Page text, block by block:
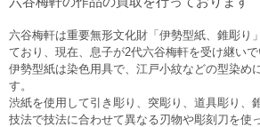
六谷梅軒は重要無形文化財「伊勢型紙、錐彫り
ており、現在、息子が2代六谷梅軒を受け継いで
伊勢型紙は染色用具で、江戸小紋などの型染め
す。
渋紙を使用して引き彫り、突彫り、道具彫り、
技法で技法に合わせて異なる刃物や彫刻刀を使